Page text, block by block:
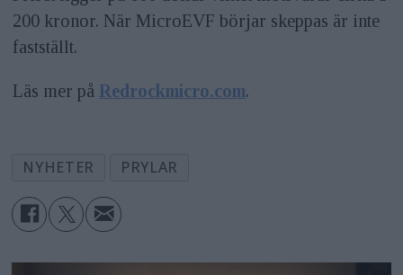
200 kronor. När MicroEVF börjar skeppas är inte
fastställt.
Läs mer på Redrockmicro.com.
NYHETER PRYLAR